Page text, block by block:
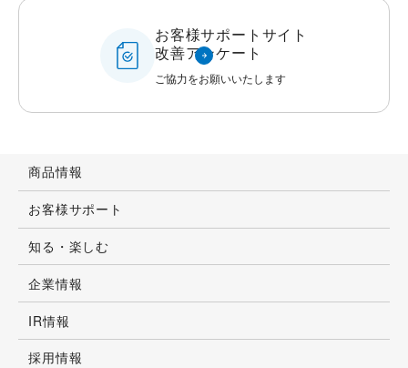
お客様サポートサイト
改善アンケート
ご協力をお願いいたします
商品情報
お客様サポート
知る・楽しむ
企業情報
IR情報
採用情報